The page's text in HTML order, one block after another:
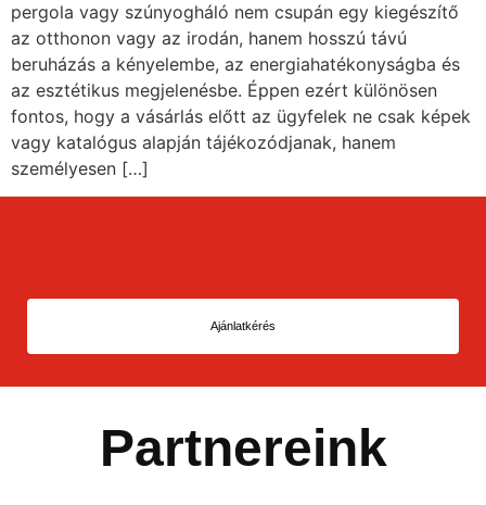
pergola vagy szúnyogháló nem csupán egy kiegészítő
az otthonon vagy az irodán, hanem hosszú távú
beruházás a kényelembe, az energiahatékonyságba és
az esztétikus megjelenésbe. Éppen ezért különösen
fontos, hogy a vásárlás előtt az ügyfelek ne csak képek
vagy katalógus alapján tájékozódjanak, hanem
személyesen […]
Ajánlatkérés
Partnereink